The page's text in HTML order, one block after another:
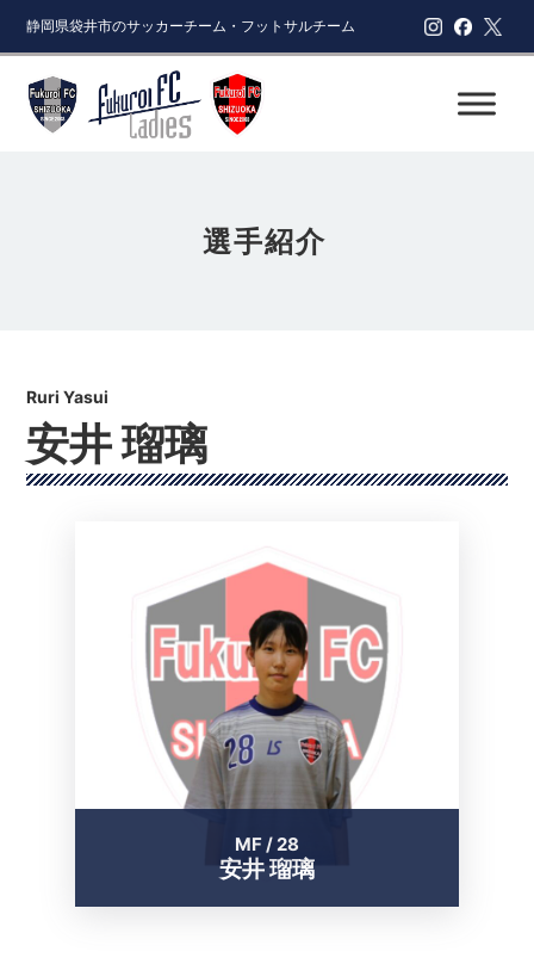
静岡県袋井市のサッカーチーム・フットサルチーム
選手紹介
安井 瑠璃
MF / 28
安井 瑠璃